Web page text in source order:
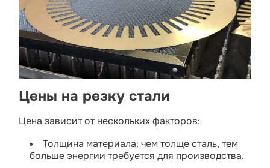
Цены на резку стали
Цена зависит от нескольких факторов:
Толщина материала: чем толще сталь, тем
больше энергии требуется для производства.